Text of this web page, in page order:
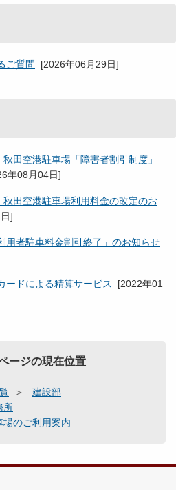
ご質問 [2026年06月29日]
秋田空港駐車場「障害者割引制度」
年08月04日]
秋田空港駐車場利用料金の改定のお
]
用者駐車料金割引終了」のお知らせ
ードによる精算サービス [2022年01
ージの現在位置
建設部
所
のご利用案内